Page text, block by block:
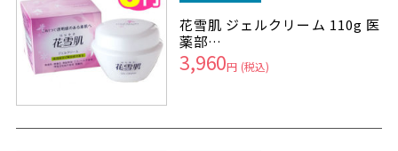
花雪肌 ジェルクリーム 110g 医
薬部…
3,960円 (税込)